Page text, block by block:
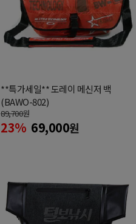
**특가세일** 도레이 메신저 백
(BAWO-802)
89,700원
23% 69,000원